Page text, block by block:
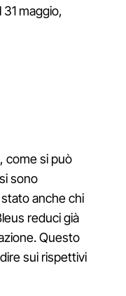
maggio,
come si può
sono
anche chi
reduci già
Questo
sui rispettivi